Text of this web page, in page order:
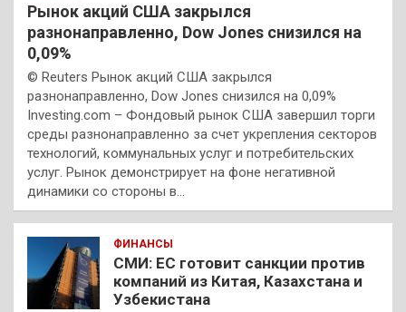
Рынок акций США закрылся
разнонаправленно, Dow Jones снизился на
0,09%
© Reuters Рынок акций США закрылся
разнонаправленно, Dow Jones снизился на 0,09%
Investing.com – Фондовый рынок США завершил торги
среды разнонаправленно за счет укрепления секторов
технологий, коммунальных услуг и потребительских
услуг. Рынок демонстрирует на фоне негативной
динамики со стороны в…
ФИНАНСЫ
СМИ: ЕС готовит санкции против
компаний из Китая, Казахстана и
Узбекистана